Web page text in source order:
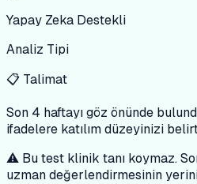
Yapay Zeka Destekli
Analiz Tipi
📋 Talimat
Son 4 haftayı göz önünde
ifadelere katılım düzeyinizi
⚠️ Bu test klinik tanı koymaz.
uzman değerlendirmesinin